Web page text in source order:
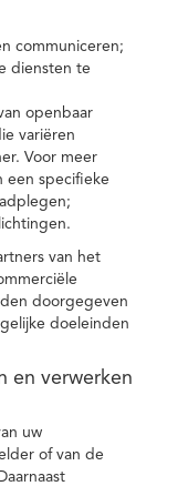
communiceren;
diensten te
openbaar
variëren
Voor meer
een specifieke
van het
doorgegeven
doeleinden
en verwerken
uw
of van de